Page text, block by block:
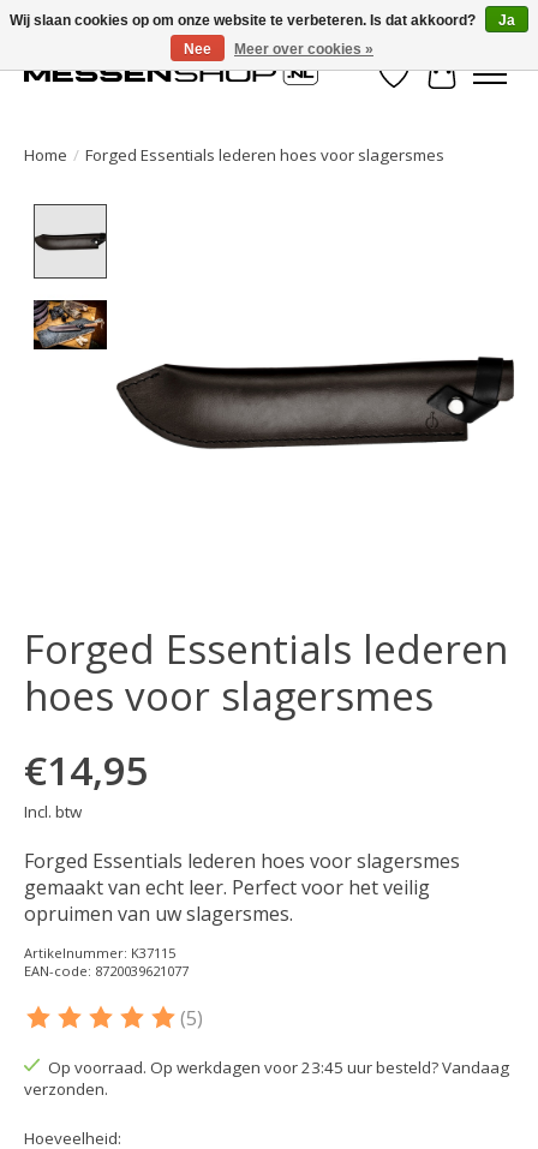
Verlanglijst
Home / Forged Essentials lederen hoes voor slagersmes
Forged Essentials lederen
hoes voor slagersmes
€14,95
Incl. btw
Forged Essentials lederen hoes voor slagersmes
gemaakt van echt leer. Perfect voor het veilig
opruimen van uw slagersmes.
Artikelnummer: K37115
EAN-code: 8720039621077
De beoordeling van dit product is
(5)
Op voorraad. Op werkdagen voor 23:45 uur besteld? Vandaag
verzonden.
Hoeveelheid:
Wij slaan cookies op om onze website te verbeteren. Is dat akkoord?
Ja
Nee
Meer over cookies »